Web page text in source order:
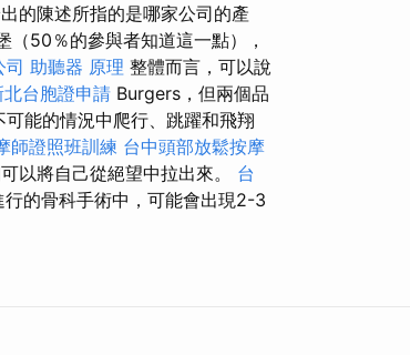
的陳述所指的是哪家公司的產
（50％的參與者知道這一點），
司 助聽器 原理 整體而言，可以說
北台胞證申請 Burgers，但兩個品
能的情況中爬行、跳躍和飛翔
師證照班訓練 台中頭部放鬆按摩
以將自己從絕望中拉出來。 台
的骨科手術中，可能會出現2-3